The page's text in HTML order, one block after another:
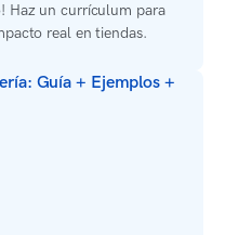
Haz un currículum para
real en tiendas.